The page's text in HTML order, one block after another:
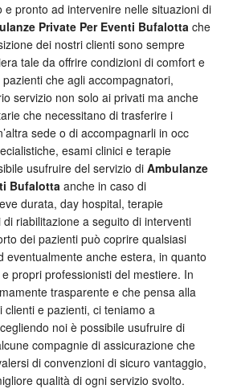
e pronto ad intervenire nelle situazioni di
Private Per Eventi Bufalottache
dei nostri clienti sono sempre
tale da offrire condizioni di comfort e
che agli accompagnatori,
servizio non solo ai privati ma anche
che necessitano di trasferire i
sede o di accompagnarli in occ
esami clinici e terapie
usufruire del servizio di Ambulanze
Bufalottaanche in caso di
durata, day hospital, terapie
riabilitazione a seguito di interventi
dei pazienti può coprire qualsiasi
eventualmente anche estera, in quanto
propri professionisti del mestiere. In
trasparente e che pensa alla
clienti e pazienti, ci teniamo a
noi è possibile usufruire di
compagnie di assicurazione che
di convenzioni di sicuro vantaggio,
qualità di ogni servizio svolto.